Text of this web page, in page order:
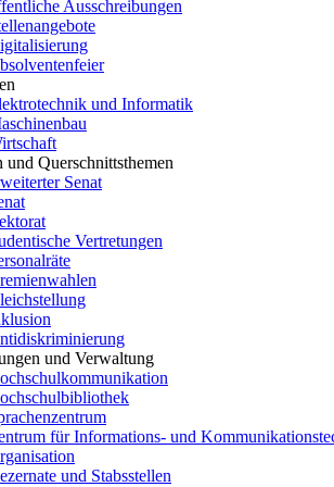
Ausschreibungen
und Informatik
und Querschnittsthemen
Senat
Vertretungen
und Verwaltung
für Informations- und
und Stabsstellen